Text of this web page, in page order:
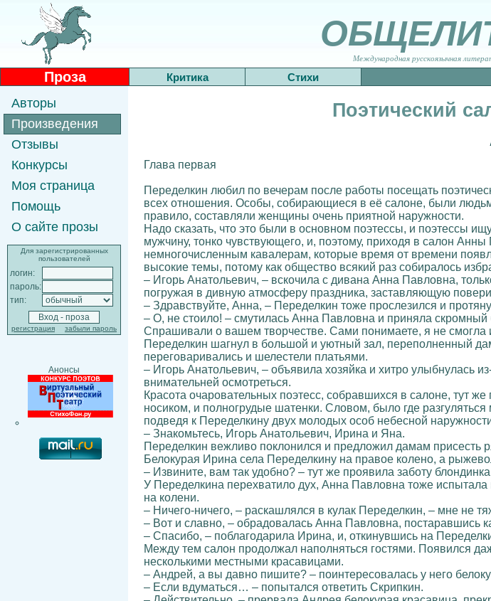
Международная русскоязычная
Проза Критика Стихи
Авторы
Произведения
Отзывы
Конкурсы
Моя страница
Помощь
О сайте прозы
Для зарегистрированных
пользователей
логин:
пароль:
тип:
регистрация забыли пароль
Анонсы
Поэтический
Глава первая
Переделкин любил по вечерам после работы посещать
всех отношения. Особы, собирающиеся в её салоне, были
правило, составляли женщины очень приятной наружности.
Надо сказать, что это были в основном поэтессы, и поэтессы
мужчину, тонко чувствующего, и, поэтому, приходя в салон
немногочисленным кавалерам, которые время от времени
высокие темы, потому как общество всякий раз собиралось
– Игорь Анатольевич, – вскочила с дивана Анна Павловна,
погружая в дивную атмосферу праздника, заставляющую
– Здравствуйте, Анна, – Переделкин тоже прослезился и
– О, не стоило! – смутилась Анна Павловна и приняла скромный
Спрашивали о вашем творчестве. Сами понимаете, я не смогла
Переделкин шагнул в большой и уютный зал, переполненный
переговаривались и шелестели платьями.
– Игорь Анатольевич, – объявила хозяйка и хитро улыбнулась
внимательней осмотреться.
Красота очаровательных поэтесс, собравшихся в салоне, тут
носиком, и полногрудые шатенки. Словом, было где
подведя к Переделкину двух молодых особ небесной
– Знакомьтесь, Игорь Анатольевич, Ирина и Яна.
Переделкин вежливо поклонился и предложил дамам присесть
Белокурая Ирина села Переделкину на правое колено, а
– Извините, вам так удобно? – тут же проявила заботу
У Переделкина перехватило дух, Анна Павловна тоже
на колени.
– Ничего-ничего, – раскашлялся в кулак Переделкин, – мне не
– Вот и славно, – обрадовалась Анна Павловна, постаравшись
– Спасибо, – поблагодарила Ирина, и, откинувшись на
Между тем салон продолжал наполняться гостями. Появился
несколькими местными красавицами.
– Андрей, а вы давно пишите? – поинтересовалась у него
– Если вдуматься… – попытался ответить Скрипкин.